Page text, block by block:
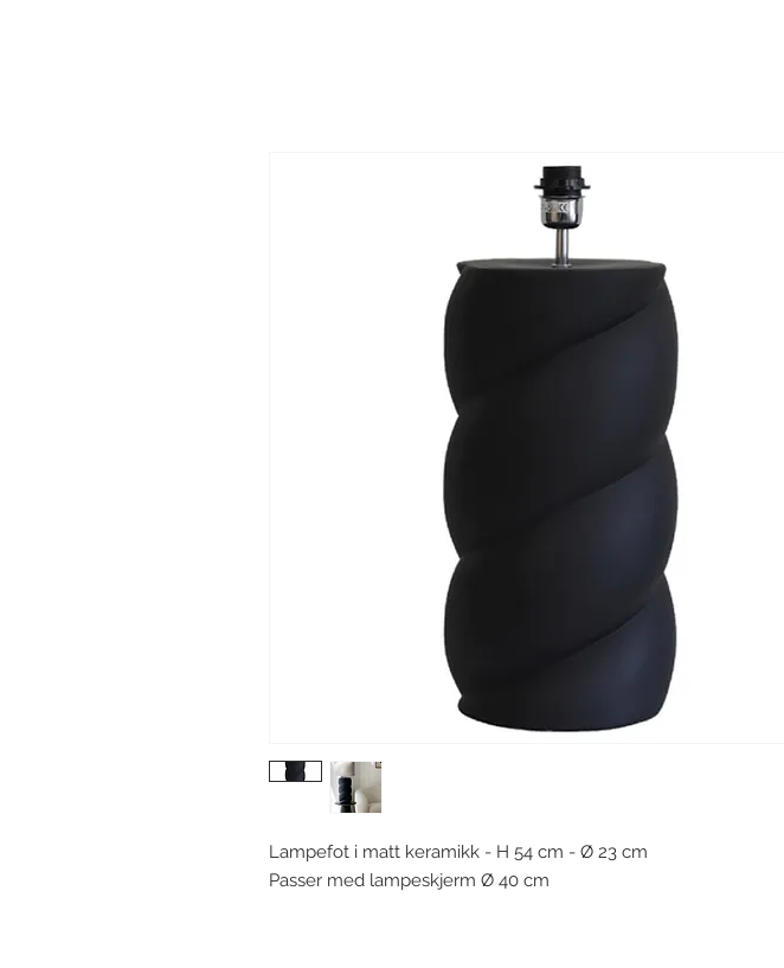
Lampefot i matt keramikk - H 54 cm - Ø 23 cm
Passer med lampeskjerm Ø 40 cm